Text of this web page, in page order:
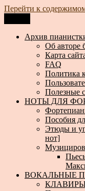
Перейти к
Архив пианистки
Всё для пианистов:
Архив
Об авторе
Карта
FAQ
Политика
Полезные
НОТЫ ДЛЯ
Пособия
Этюды и
нот]
ВОКАЛЬНЫЕ
КЛАВИРЫ